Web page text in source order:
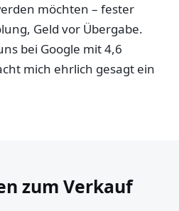
möchten – fester
Geld vor Übergabe.
bei Google mit 4,6
mich ehrlich gesagt ein
zum Verkauf